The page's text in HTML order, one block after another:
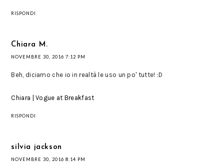
RISPONDI
Chiara M.
NOVEMBRE 30, 2016 7:12 PM
Beh, diciamo che io in realtà le uso un po' tutte! :D
Chiara | Vogue at Breakfast
RISPONDI
silvia jackson
NOVEMBRE 30, 2016 8:14 PM